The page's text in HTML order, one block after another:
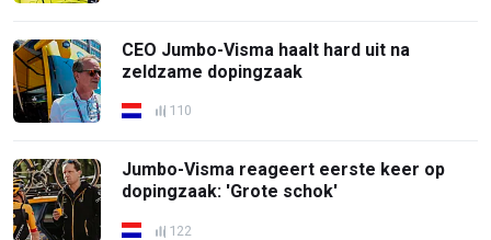
CEO Jumbo-Visma haalt hard uit na
zeldzame dopingzaak
110
Jumbo-Visma reageert eerste keer op
dopingzaak: 'Grote schok'
122